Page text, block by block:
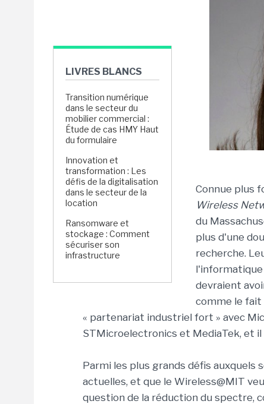
LIVRES BLANCS
Transition numérique
dans le secteur du
mobilier commercial :
Étude de cas HMY Haut
du formulaire
Innovation et
transformation : Les
défis de la digitalisation
dans le secteur de la
location
Ransomware et
stockage : Comment
sécuriser son
infrastructure
Connue plus
Wireless
du
plus d'une
recherche.
l'informatique
devraient
comme le fait
« partenariat industriel fort » avec
STMicroelectronics et MediaTek, et
Parmi les plus grands défis
actuelles, et que le Wireless@MIT
question de la réduction du spectre,